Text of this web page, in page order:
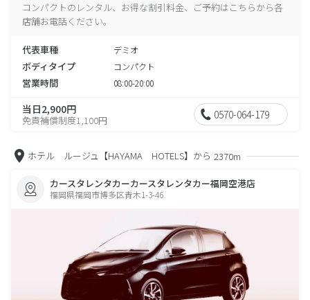
コンパクトのレンタル、お得な割引料金、ご予約はこちらから各
店舗お電話ください。
代表車種 デミオ
ボディタイプ コンパクト
営業時間 08:00-20:00
当日2,900円
免責補償制度1,100円 0570-064-179
ホテル ルージュ【HAYAMA HOTELS】から 2370m
カースタレンタカーカースタレンタカー福岡空港店
福岡県福岡市博多区青木1-3-46